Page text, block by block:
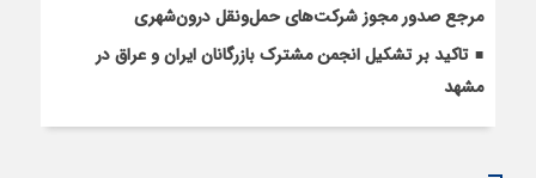
مرجع صدور مجوز شرکت‌های حمل‌ونقل درون‌شهری
تاکید بر تشکیل انجمن مشترک بازرگانان ایران و عراق در
مشهد